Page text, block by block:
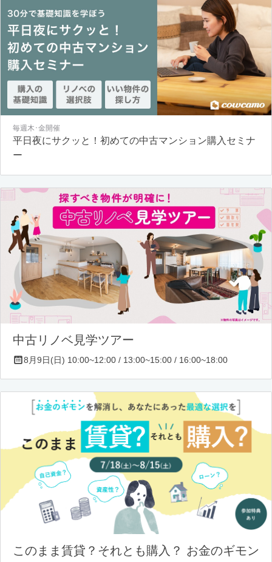
毎週木･金開催
平日夜にサクッと！初めての中古マンション購入セミナ
ー
中古リノベ見学ツアー
8月9日(日) 10:00~12:00 / 13:00~15:00 / 16:00~18:00
このまま賃貸？それとも購入？ お金のギモン